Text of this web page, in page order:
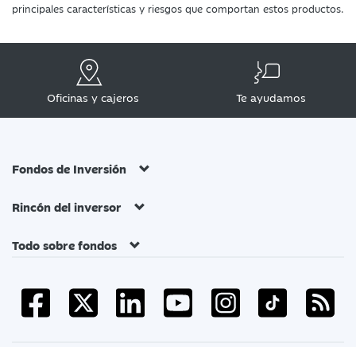
principales características y riesgos que comportan estos productos.
Oficinas y cajeros Te ayudamos
Fondos de Inversión
Rincón del inversor
Todo sobre fondos